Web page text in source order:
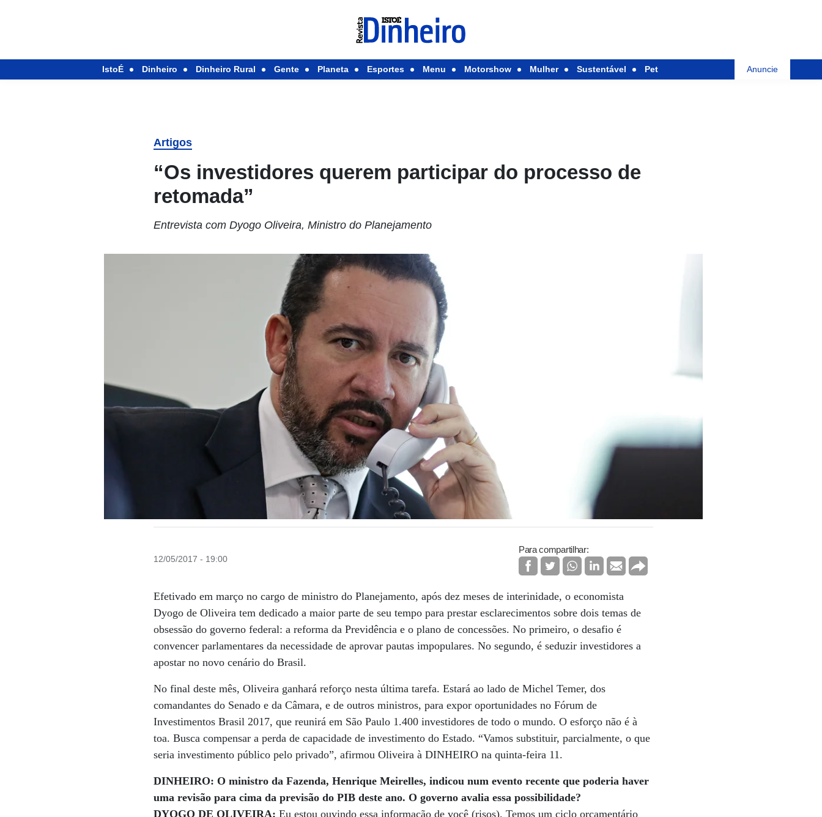
IstoÉ Dinheiro Dinheiro Rural Gente Planeta Esportes Menu Motorshow Mulher Sustentável Pet Anuncie
Artigos
“Os investidores querem participar do processo de
retomada”
Entrevista com Dyogo Oliveira, Ministro do Planejamento
12/05/2017 - 19:00
Para compartilhar:
Efetivado em março no cargo de ministro do Planejamento, após dez meses de interinidade, o economista
Dyogo de Oliveira tem dedicado a maior parte de seu tempo para prestar esclarecimentos sobre dois temas de
obsessão do governo federal: a reforma da Previdência e o plano de concessões. No primeiro, o desafio é
convencer parlamentares da necessidade de aprovar pautas impopulares. No segundo, é seduzir investidores a
apostar no novo cenário do Brasil.
No final deste mês, Oliveira ganhará reforço nesta última tarefa. Estará ao lado de Michel Temer, dos
comandantes do Senado e da Câmara, e de outros ministros, para expor oportunidades no Fórum de
Investimentos Brasil 2017, que reunirá em São Paulo 1.400 investidores de todo o mundo. O esforço não é à
toa. Busca compensar a perda de capacidade de investimento do Estado. “Vamos substituir, parcialmente, o que
seria investimento público pelo privado”, afirmou Oliveira à DINHEIRO na quinta-feira 11.
DINHEIRO: O ministro da Fazenda, Henrique Meirelles, indicou num evento recente que poderia haver
uma revisão para cima da previsão do PIB deste ano. O governo avalia essa possibilidade?
DYOGO DE OLIVEIRA: Eu estou ouvindo essa informação de você (risos). Temos um ciclo orçamentário